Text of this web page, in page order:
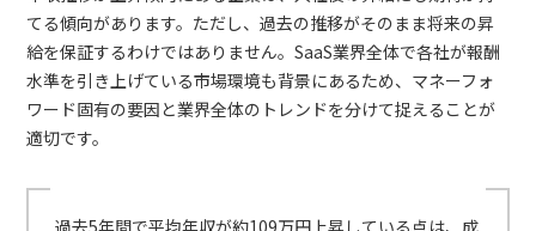
てる傾向があります。ただし、過去の推移がそのまま将来の昇
給を保証するわけではありません。SaaS業界全体で各社が報酬
水準を引き上げている市場環境も背景にあるため、マネーフォ
ワード固有の要因と業界全体のトレンドを分けて捉えることが
適切です。
過去5年間で平均年収が約109万円上昇している点は、成